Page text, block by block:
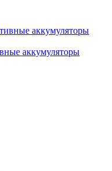
аккумуляторы